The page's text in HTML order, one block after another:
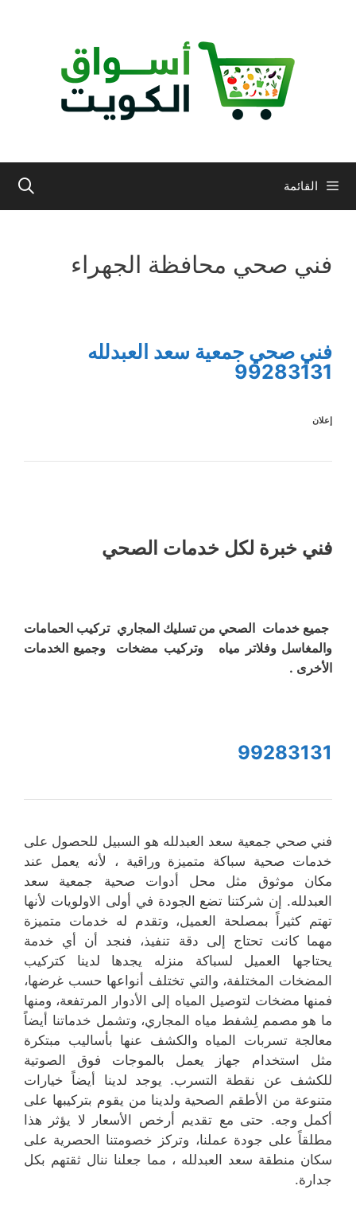
القائمة
فني صحي محافظة الجهراء
فني صحي جمعية سعد العبدلله
99283131
إعلان
فني خبرة لكل خدمات الصحي
جميع خدمات الصحي من تسليك المجاري تركيب الحمامات
والمغاسل وفلاتر مياه وتركيب مضخات وجميع الخدمات
الأخرى .
99283131
فني صحي جمعية سعد العبدلله هو السبيل للحصول على
خدمات صحية سباكة متميزة وراقية ، لأنه يعمل عند
مكان موثوق مثل محل أدوات صحية جمعية سعد
العبدلله. إن شركتنا تضع الجودة في أولى الاولويات لأنها
تهتم كثيراً بمصلحة العميل، وتقدم له خدمات متميزة
مهما كانت تحتاج إلى دقة تنفيذ، فنجد أن أي خدمة
يحتاجها العميل لسباكة منزله يجدها لدينا كتركيب
المضخات المختلفة، والتي تختلف أنواعها حسب غرضها،
فمنها مضخات لتوصيل المياه إلى الأدوار المرتفعة، ومنها
ما هو مصمم لِشفط مياه المجاري، وتشمل خدماتنا أيضاً
معالجة تسربات المياه والكشف عنها بأساليب مبتكرة
مثل استخدام جهاز يعمل بالموجات فوق الصوتية
للكشف عن نقطة التسرب. يوجد لدينا أيضاً خيارات
متنوعة من الأطقم الصحية ولدينا من يقوم بتركيبها على
أكمل وجه. حتى مع تقديم أرخص الأسعار لا يؤثر هذا
مطلقاً على جودة عملنا، وتركز خصومتنا الحصرية على
سكان منطقة سعد العبدلله ، مما جعلنا ننال ثقتهم بكل
جدارة.